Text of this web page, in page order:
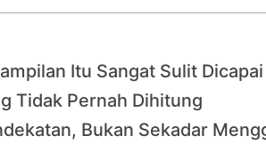
Itu Sangat Sulit
Tidak Pernah Dihitung
Bukan Sekadar